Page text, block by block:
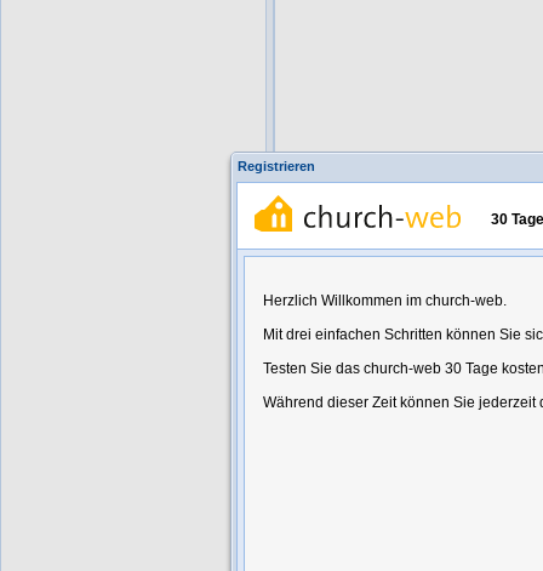
Registrieren
30
Herzlich Willkommen im church-web.
Mit drei einfachen Schritten können Sie
Testen Sie das church-web 30 Tage
Während dieser Zeit können Sie